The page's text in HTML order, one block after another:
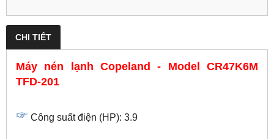
CHI TIẾT
Máy nén lạnh Copeland - Model CR47K6M
TFD-201
Công suất điện (HP): 3.9